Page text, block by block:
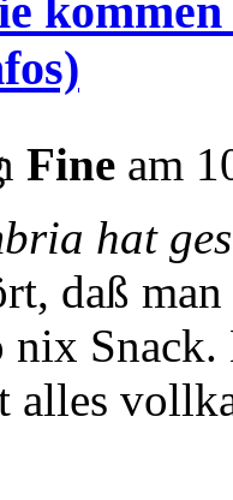
Fine am
hat
daß
nix
alles